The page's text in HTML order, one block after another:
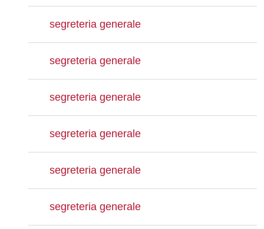
segreteria generale
segreteria generale
segreteria generale
segreteria generale
segreteria generale
segreteria generale